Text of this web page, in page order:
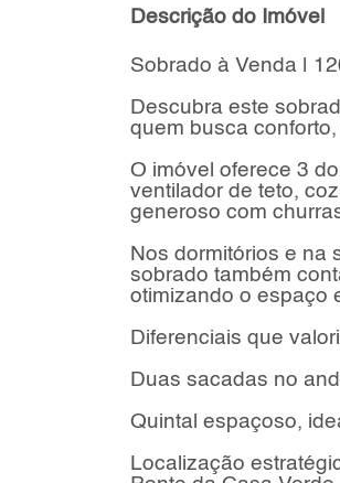
Descrição do Imóvel
Sobrado à Venda |
Descubra este
quem busca
O imóvel oferece 3
ventilador de teto,
generoso com
Nos dormitórios e na
sobrado também
otimizando o espaço
Diferenciais que
Duas sacadas no
Quintal espaçoso,
Localização